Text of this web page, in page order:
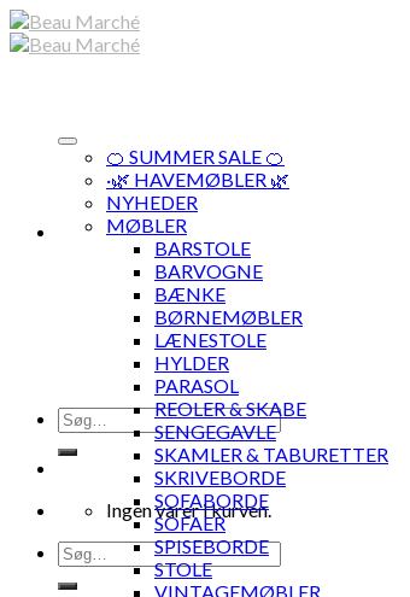
Skip
to
Søg
efter:
Ingen varer i kurven.
Søg
efter:
🍊 SUMMER SALE 🍊
·🌿 HAVEMØBLER 🌿
NYHEDER
MØBLER
BARSTOLE
BARVOGNE
BÆNKE
BØRNEMØBLER
LÆNESTOLE
HYLDER
PARASOL
REOLER & SKABE
SENGEGAVLE
SKAMLER & TABURETTER
SKRIVEBORDE
SOFABORDE
SOFAER
SPISEBORDE
STOLE
VINTAGEMØBLER